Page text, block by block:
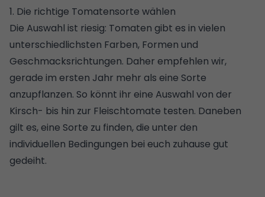
1. Die richtige Tomatensorte wählen
Die Auswahl ist riesig: Tomaten gibt es in vielen
unterschiedlichsten Farben, Formen und
Geschmacksrichtungen. Daher empfehlen wir,
gerade im ersten Jahr mehr als eine Sorte
anzupflanzen. So könnt ihr eine Auswahl von der
Kirsch- bis hin zur Fleischtomate testen. Daneben
gilt es, eine Sorte zu finden, die unter den
individuellen Bedingungen bei euch zuhause gut
gedeiht.